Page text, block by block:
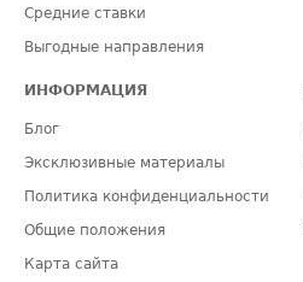
Средние ставки
Выгодные направления
ИНФОРМАЦИЯ
Блог
Эксклюзивные материалы
Политика конфиденциальности
Общие положения
Карта сайта